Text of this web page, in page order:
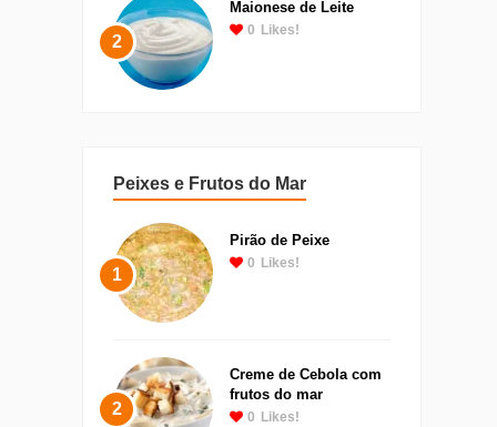
2
Maionese de Leite
0 Likes!
Peixes e Frutos do Mar
1
Pirão de Peixe
0 Likes!
2
Creme de Cebola com
frutos do mar
0 Likes!